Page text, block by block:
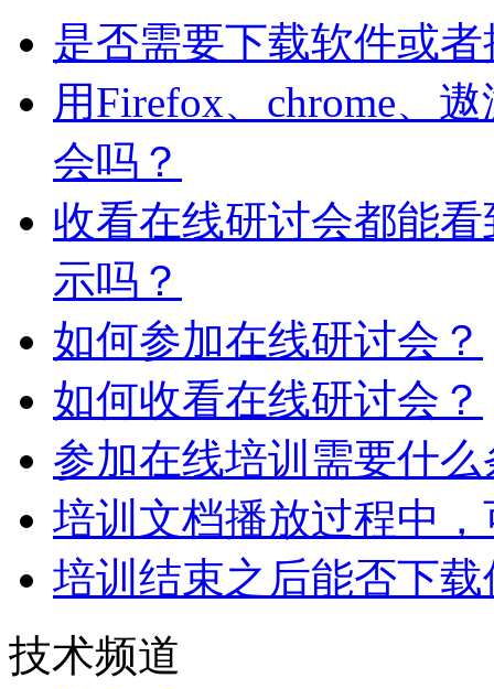
是否需要下载软件或
用Firefox、chrome、
会吗？
收看在线研讨会都能
示吗？
如何参加在线研讨会？
如何收看在线研讨会？
参加在线培训需要什
培训文档播放过程中
培训结束之后能否下
技术频道